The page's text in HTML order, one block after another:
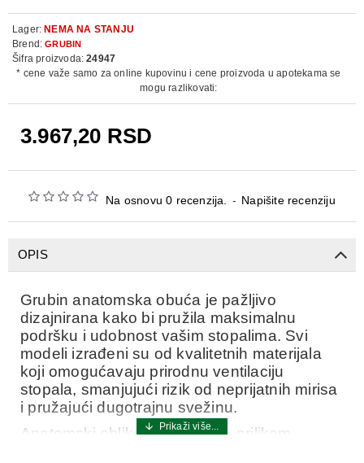
Na osnovu 0 recenzija. - Napišite recenziju
3.967,20 RSD
Lager: NEMA NA STANJU
Brend: GRUBIN
Šifra proizvoda: 24947
* cene važe samo za online kupovinu i cene proizvoda u apotekama se
mogu razlikovati:
OPIS
Grubin anatomska obuća je pažljivo
dizajnirana kako bi pružila maksimalnu
podršku i udobnost vašim stopalima. Svi
modeli izrađeni su od kvalitetnih materijala
koji omogućavaju prirodnu ventilaciju
stopala, smanjujući rizik od neprijatnih mirisa
i pružajući dugotrajnu svežinu.
Anatomski oblikovano ležište, prilikom